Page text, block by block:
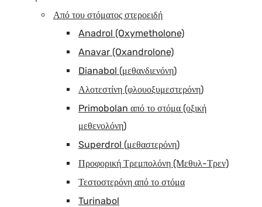
Από του στόματος στεροειδή
Anadrol (Oxymetholone)
Anavar (Oxandrolone)
Dianabol (μεθανδιενόνη)
Αλοτεστίνη (φλουοξυμεστερόνη)
Primobolan από το στόμα (οξική
μεθενολόνη)
Superdrol (μεθαστερόνη)
Προφορική Τρεμπολόνη (Μεθυλ-Τρεν)
Τεστοστερόνη από το στόμα
Turinabol